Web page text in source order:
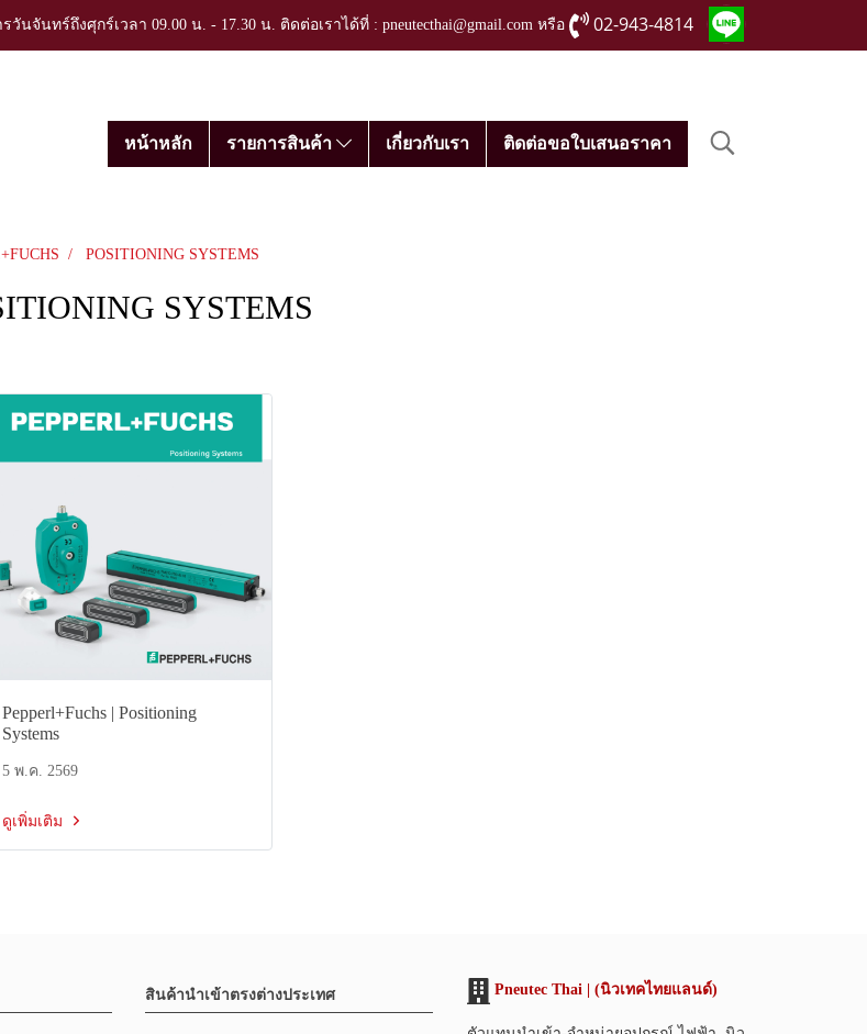
วันจันทร์ถึงศุกร์เวลา 09.00 น. - 17.30 น. ติดต่อเราได้ที่ : pneutecthai@gmail.com หรือ 02-943-4814
หน้าหลัก รายการสินค้า เกี่ยวกับเรา ติดต่อขอใบเสนอราคา
POSITIONING SYSTEMS
SYSTEMS
Pepperl+Fuchs | Positioning
Systems
5 พ.ค. 2569
ดูเพิ่มเติม
สินค้านำเข้าตรงต่างประเทศ Pneutec Thai | (นิวเทคไทยแลนด์)